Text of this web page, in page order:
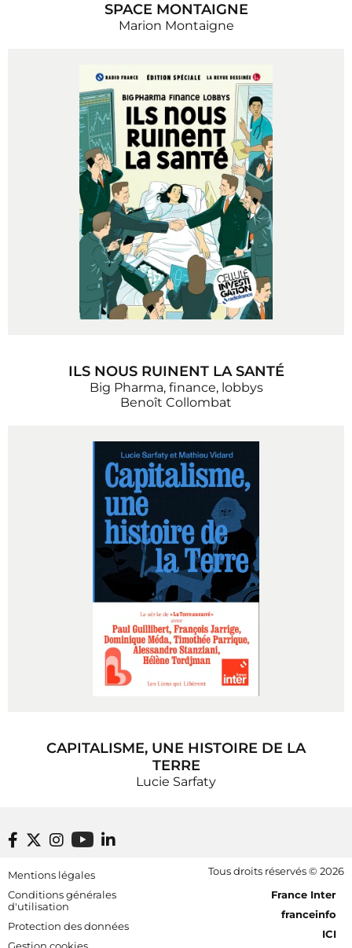
SPACE MONTAIGNE
Marion Montaigne
ILS NOUS RUINENT LA SANTÉ
Big Pharma, finance, lobbys
Benoît Collombat
CAPITALISME, UNE HISTOIRE DE LA
TERRE
Lucie Sarfaty
Footer bottom
Mentions légales
Conditions générales
d'utilisation
Protection des données
Tous droits réservés © 2026
[RDF] Pied de page - Mobile
France Inter
franceinfo
ICI